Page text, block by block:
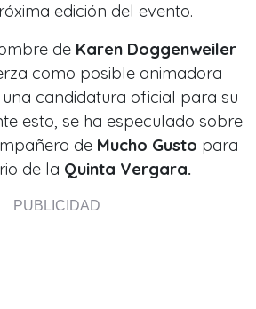
edición del evento.
de Karen Doggenweiler
como posible animadora
candidatura oficial para su
esto, se ha especulado sobre
de Mucho Gusto para
de la Quinta Vergara.